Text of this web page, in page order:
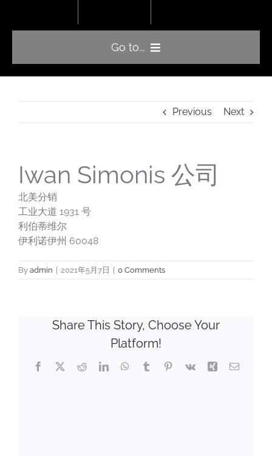
Go to...
联系方式
Previous Next
Iwan Simonis 公司
北美分销
工业大道 1931 号
利伯蒂维尔
伊利诺伊州 60048
By admin 2021年5月7日 0 Comments
Share This Story, Choose Your
Platform!
Facebook
X RedditLinkedInWhatsApp
TumblrPinterest
Vk Xing Email